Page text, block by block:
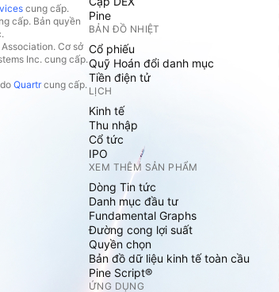
cung cấp.
cấp. Bản quyền
Cơ sở
Inc. cung cấp.
Quartrcung cấp.
Pine
BẢN ĐỒ NHIỆT
Cổ phiếu
Quỹ Hoán đổi danh mục
Tiền điện tử
LỊCH
Kinh tế
Thu nhập
Cổ tức
IPO
XEM THÊM SẢN PHẨM
Dòng Tin tức
Danh mục đầu tư
Fundamental Graphs
Đường cong lợi suất
Quyền chọn
Bản đồ dữ liệu kinh tế toàn cầu
Pine Script®
ỨNG DỤNG